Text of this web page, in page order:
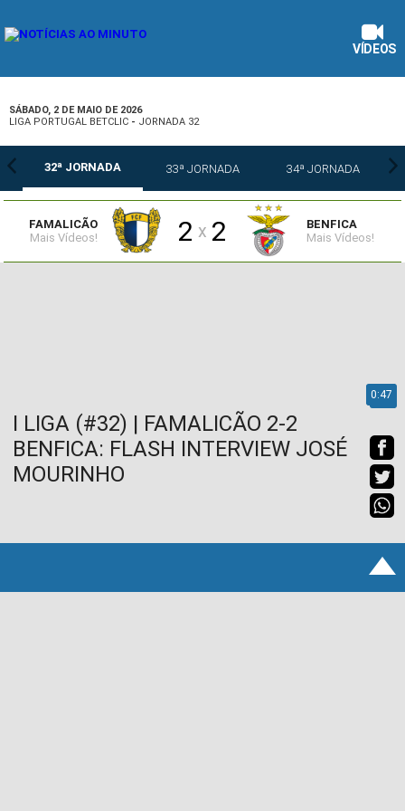
VÍDEOS
SÁBADO, 2 DE MAIO DE 2026
LIGA PORTUGAL BETCLIC - JORNADA 32
32ª JORNADA 33ª JORNADA 34ª JORNADA
FAMALICÃO
Mais Vídeos!
2 x 2
BENFICA
Mais Vídeos!
0:47
I LIGA (#32) | FAMALICÃO 2-2
BENFICA: FLASH INTERVIEW JOSÉ
MOURINHO